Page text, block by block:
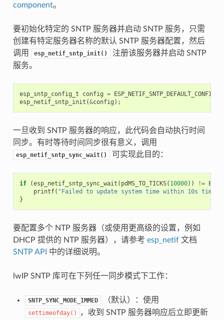
component。
要初始化特定的 SNTP 服务器并启动 SNTP 服务，只需
创建有特定服务器名称的默认 SNTP 服务器配置，然后
调用
esp_netif_sntp_init()
注册该服务器并启动 SNTP
服务。
esp_sntp_config_t config = ESP_NETIF_SNTP_DEFAULT_CONFIG
esp_netif_sntp_init (&config );
一旦收到 SNTP 服务器的响应，此代码会自动执行时间
同步。有时等待时间同步很有意义，调用
esp_netif_sntp_sync_wait() 可实现此目的：
if (esp_netif_sntp_sync_wait ( pdMS_TO_TICKS( 10000)) !=
printf( "Failed to update system time within 10s
}
要配置多个 NTP 服务器（或使用更高级的设置，例如
DHCP 提供的 NTP 服务器），请参考 esp_netif文档
SNTP API
中的详细说明。
lwIP SNTP 库可在下列任一同步模式下工作：
SNTP_SYNC_MODE_IMMED （默认）：使用
settimeofday()
，收到 SNTP 服务器响应后立即更新